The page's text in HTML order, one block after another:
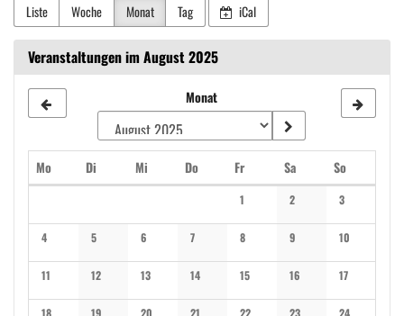
Liste Woche Monat Tag iCal
Veranstaltungen im August 2025
Monat
Kalender
MoMontagDi DienstagMi Mittwoch
DoDonnerstag
FrFreitag SaSamstagSoSonntag
1
Keine Veranstaltungen
2
Keine Veranstaltungen
3
Keine
4
Keine Veranstaltungen
5
Keine Veranstaltungen
6
Keine Veranstaltungen
7
Keine Veranstaltungen
8
Keine Veranstaltungen
9
Keine Veranstaltungen
10
Keine
11
Keine Veranstaltungen
12
Keine Veranstaltungen
13
Keine Veranstaltungen
14
Keine Veranstaltungen
15
Keine Veranstaltungen
16
Keine Veranstaltungen
17
Keine
18 19 20 21 22 23 24